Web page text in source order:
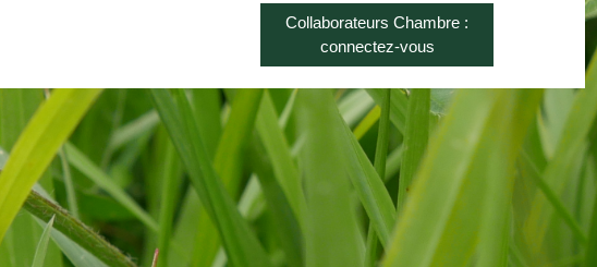
Collaborateurs Chambre :
connectez-vous